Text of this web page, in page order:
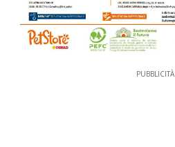
PUBBLICITÀ